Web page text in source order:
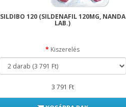
SILDIBO 120 (SILDENAFIL 120MG, NANDA
LAB.)
Kiszerelés
3 791 Ft